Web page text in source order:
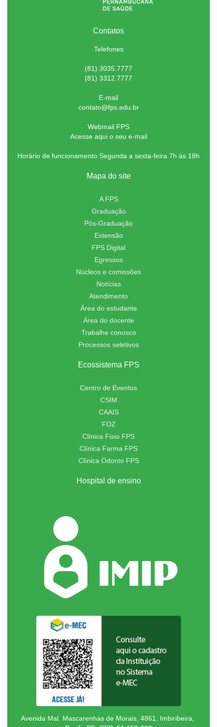
Contatos
Telefones
(81) 3035.7777
(81) 3312.7777
E-mail
contato@fps.edu.br
Webmail FPS
Acesse aqui o seu e-mail
Horário de funcionamento Segunda a sexta-feira 7h às 18h
Mapa do site
A FPS
Graduação
Pós-Graduação
Extensão
FPS Digital
Egressos
Núcleos e comissões
Notícias
Atendimento
Área do estudante
Área do docente
Trabalhe conosco
Processos seletivos
Ecossistema FPS
Centro de Eventos
CSIM
CAAIS
FOZ
Clínica Fisio FPS
Clínica Farma FPS
Clínica Odonto FPS
Hospital de ensino
Avenida Mal. Mascarenhas de Morais, 4861, Imbiribeira,